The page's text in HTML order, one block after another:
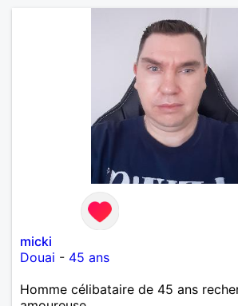
micki
Douai - 45 ans
Homme célibataire de 45 ans